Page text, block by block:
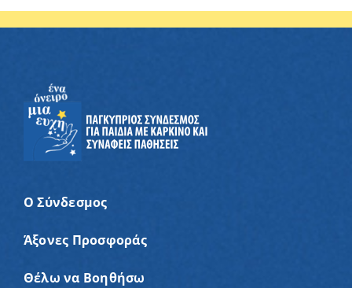
Ο Σύνδεσμος
Άξονες Προσφοράς
Θέλω να Βοηθήσω